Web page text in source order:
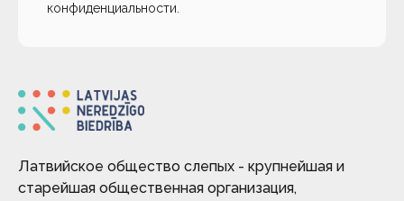
конфиденциальности
Латвийское общество слепых - крупнейшая и
старейшая общественная организация,